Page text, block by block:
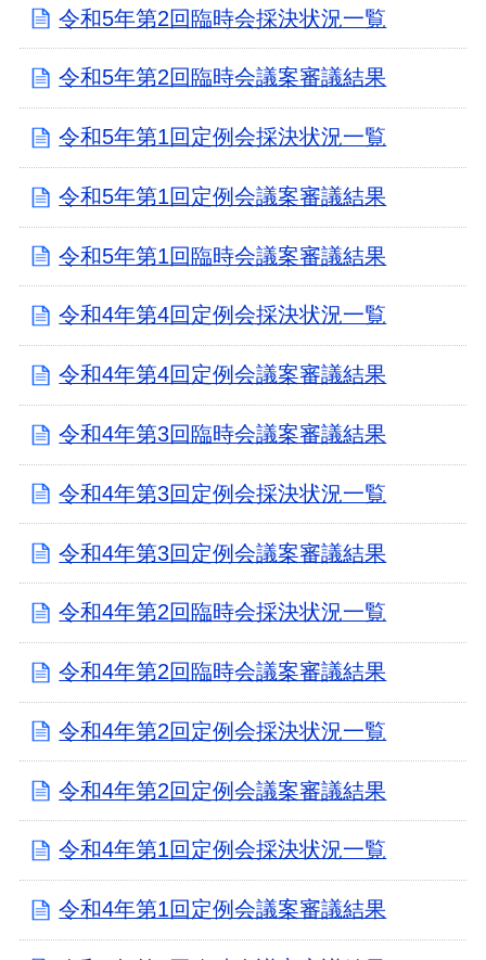
令和5年第2回臨時会採決状況一覧
令和5年第2回臨時会議案審議結果
令和5年第1回定例会採決状況一覧
令和5年第1回定例会議案審議結果
令和5年第1回臨時会議案審議結果
令和4年第4回定例会採決状況一覧
令和4年第4回定例会議案審議結果
令和4年第3回臨時会議案審議結果
令和4年第3回定例会採決状況一覧
令和4年第3回定例会議案審議結果
令和4年第2回臨時会採決状況一覧
令和4年第2回臨時会議案審議結果
令和4年第2回定例会採決状況一覧
令和4年第2回定例会議案審議結果
令和4年第1回定例会採決状況一覧
令和4年第1回定例会議案審議結果